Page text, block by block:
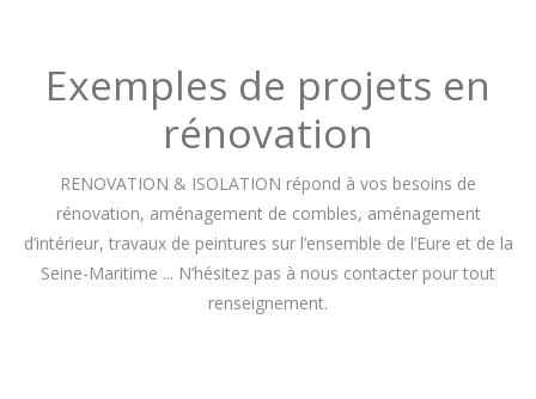
Exemples de projets en
rénovation
RENOVATION & ISOLATION répond à vos besoins de
rénovation, aménagement de combles, aménagement
d’intérieur, travaux de peintures sur l’ensemble de l’Eure et de la
Seine-Maritime ... N’hésitez pas à nous contacter pour tout
renseignement.